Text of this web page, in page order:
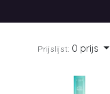
Prijslijst: 0 prijs